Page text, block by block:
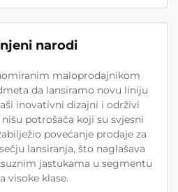
narodi
maloprodajnikom
da lansiramo novu liniju
inovativni dizajni i održivi
potrošača koji su svjesni
povećanje prodaje za
lansiranja, što naglašava
jastukama u segmentu
visoke klase.